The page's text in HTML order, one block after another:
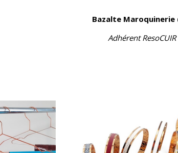
Bazalte Maroquinerie
Adhérent ResoCUIR